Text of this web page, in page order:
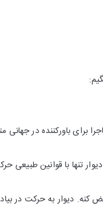
برای باورکننده در
تنها با قوانین طبیعی
کنه. دیوار به حرکت در